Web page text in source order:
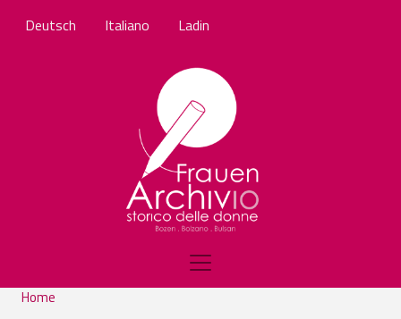
Deutsch Italiano Ladin
Home